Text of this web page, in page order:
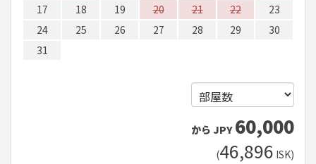
17
18 19 20 21 22
23
24
25 26 27 28 29
30
31
から JPY 60,000
(46,896 ISK)